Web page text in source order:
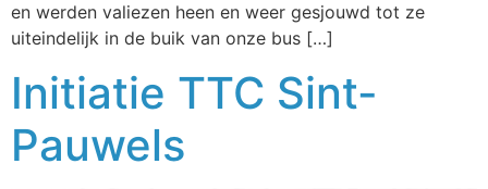
en werden valiezen heen en weer gesjouwd tot ze
uiteindelijk in de buik van onze bus […]
Initiatie TTC Sint-
Pauwels